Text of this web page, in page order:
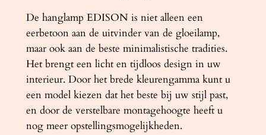
N
z
w
a
r
t
a
a
De hanglamp EDISON is niet alleen een
eerbetoon aan de uitvinder van de gloeilamp,
maar ook aan de beste minimalistische tradities.
Het brengt een licht en tijdloos design in uw
interieur. Door het brede kleurengamma kunt u
een model kiezen dat het beste bij uw stijl past,
en door de verstelbare montagehoogte heeft u
nog meer opstellingsmogelijkheden.